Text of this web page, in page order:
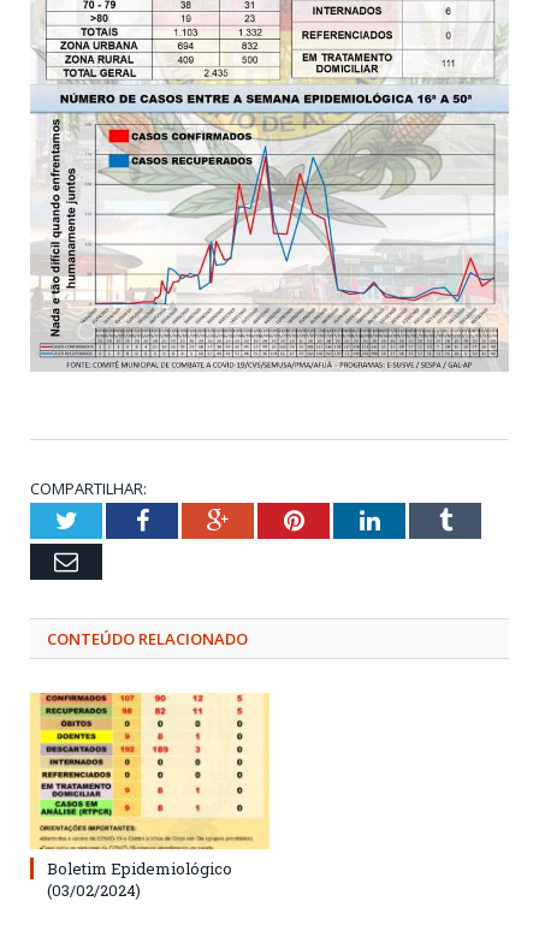
COMPARTILHAR:
TwitterFacebookGoogle+PinterestLinkedInTumblr
Email
CONTEÚDO RELACIONADO
Boletim Epidemiológico
(03/02/2024)